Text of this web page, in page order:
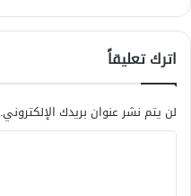
اترك تعليقاً
لن يتم نشر عنوان بريدك الإلكتروني.